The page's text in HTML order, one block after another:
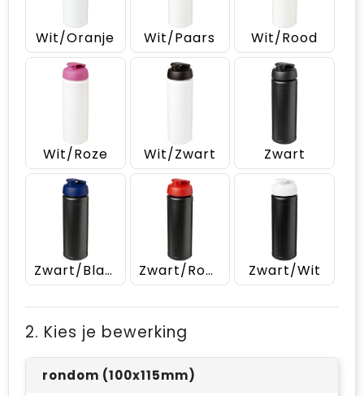
Wit/Oranje Wit/Paars Wit/Rood
Wit/Roze Wit/Zwart Zwart
Zwart/Blauw Zwart/Rood Zwart/Wit
2. Kies je bewerking
rondom (100x115mm)